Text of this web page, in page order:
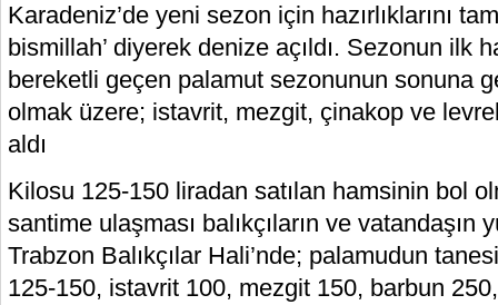
Karadeniz’de yeni sezon için hazırlıklarını
bismillah’ diyerek denize açıldı. Sezonun ilk
bereketli geçen palamut sezonunun sonuna
olmak üzere; istavrit, mezgit, çinakop ve
aldı
Kilosu 125-150 liradan satılan hamsinin bol
santime ulaşması balıkçıların ve vatandaşın
Trabzon Balıkçılar Hali’nde; palamudun
125-150, istavrit 100, mezgit 150, barbun